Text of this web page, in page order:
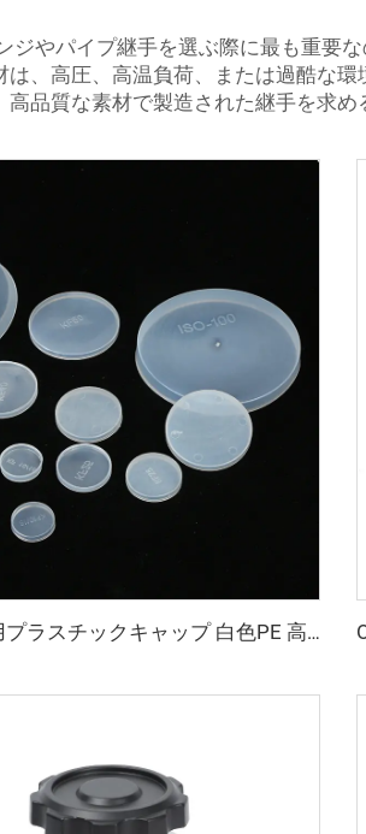
やパイプ継手を選ぶ際に最も重要
、高圧、高温負荷、または過酷な環
品質な素材で製造された継手を求め
CFフランジ用プラスチックキャップ 白色PE 高真空防塵キャップ CF16-CF300 高品質 CFフランジ表面保護用継手